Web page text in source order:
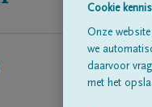
Cookie
Onze
we
daarvoor
met het